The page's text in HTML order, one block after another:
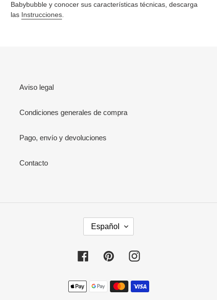
Babybubble y conocer sus características técnicas, descarga
las Instrucciones.
Aviso legal
Condiciones generales de compra
Pago, envío y devoluciones
Contacto
I
D
O
M
Español
FacebookPinterestInstagram
Métodos
de